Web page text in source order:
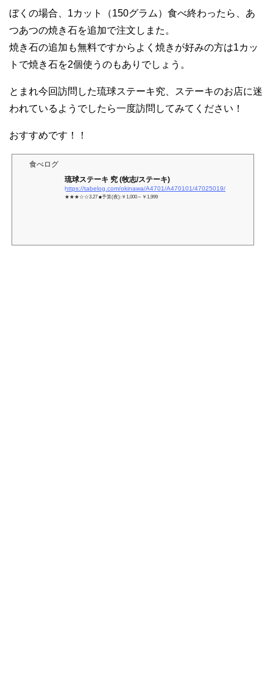
ぼくの場合、1カット（150グラム）食べ終わったら、あ
つあつの焼き石を追加で注文しまた。
焼き石の追加も無料ですからよく焼きが好みの方は1カッ
トで焼き石を2個使うのもありでしょう。
とまれ今回訪問した琉球ステーキ究、ステーキのお店に迷
われているようでしたら一度訪問してみてください！
おすすめです！！
食べログ
琉球ステーキ 究 (牧志/ステーキ)
https://tabelog.com/okinawa/A4701/A470101/47025019/
★★★☆☆3.27 ■予算(夜):￥1,000～￥1,999